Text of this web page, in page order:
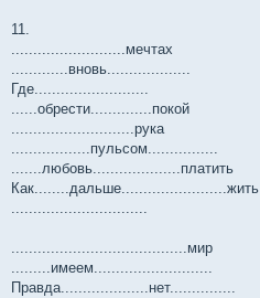
11.
..........................мечтах
.............вновь...................
Где..........................
......обрести..............покой
............................рука
..................пульсом................
.......любовь....................платить
Как........дальше........................жить
...............................
........................................мир
.........имеем...........................
Правда....................нет...............